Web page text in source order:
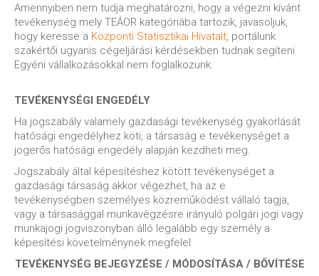
Amennyiben nem tudja meghatározni, hogy a végezni kívánt
tevékenység mely TEÁOR kategóriába tartozik, javasoljuk,
hogy keresse a Központi Statisztikai Hivatalt , portálunk
szakértői ugyanis cégeljárási kérdésekben tudnak segíteni.
Egyéni vállalkozásokkal nem foglalkozunk.
TEVÉKENYSÉGI ENGEDÉLY
Ha jogszabály valamely gazdasági tevékenység gyakorlását
hatósági engedélyhez köti, a társaság e tevékenységet a
jogerős hatósági engedély alapján kezdheti meg.
Jogszabály által képesítéshez kötött tevékenységet a
gazdasági társaság akkor végezhet, ha az e
tevékenységben személyes közreműködést vállaló tagja,
vagy a társasággal munkavégzésre irányuló polgári jogi vagy
munkajogi jogviszonyban álló legalább egy személy a
képesítési követelménynek megfelel.
TEVÉKENYSÉG BEJEGYZÉSE / MÓDOSÍTÁSA / BŐVÍTÉSE